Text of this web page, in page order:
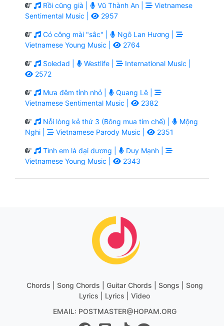
Rồi cũng già | Vũ Thành An |
Vietnamese
Sentimental Music |
2957
Có công mài "sắc" |
Ngô Lan Hương |
Vietnamese Young Music |
2764
Soledad | Westlife |
International Music |
2572
Mưa đêm tỉnh nhỏ |
Quang Lê |
Vietnamese Sentimental Music |
2382
Nỗi lòng kẻ thứ 3 (Bông mua tím chế) |
Mộng
Nghi |
Vietnamese Parody Music | 2351
Tình em là đại dương |
Duy Mạnh |
Vietnamese Young Music |
2343
Chords | Song Chords | Guitar Chords | Songs | Song
Lyrics | Lyrics | Video
EMAIL: POSTMASTER@HOPAM.ORG